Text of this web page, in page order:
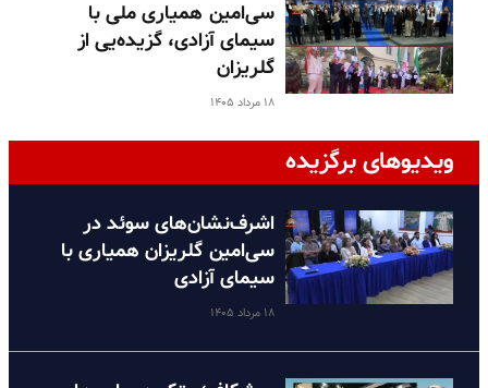
سی‌امین همیاری ملی با
سیمای آزادی، گزیده‌یی از
گلریزان
۱۸ مرداد ۱۴۰۵
ویدیوهای برگزیده
اشرف‌نشان‌های سوئد در
سی‌امین گلریزان همیاری با
سیمای آزادی
۱۸ مرداد ۱۴۰۵